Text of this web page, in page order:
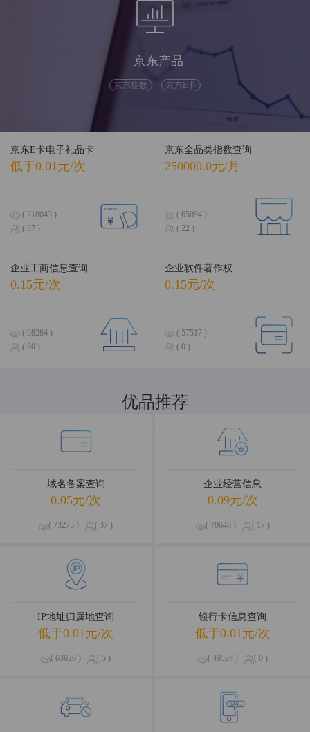
京东产品
京东指数 京东E卡
京东E卡电子礼品卡
低于0.01元/次
( 218043 )
( 37 )
京东全品类指数查询
250000.0元/月
( 65094 )
( 22 )
企业工商信息查询
0.15元/次
( 98284 )
( 80 )
企业软件著作权
0.15元/次
( 57517 )
( 0 )
优品推荐
海量数据，优选试用
域名备案查询
0.05元/次
( 73275 ) ( 37 )
企业经营信息
0.09元/次
( 70646 ) ( 17 )
IP地址归属地查询
低于0.01元/次
( 63626 ) ( 5 )
银行卡信息查询
低于0.01元/次
( 49528 ) ( 0 )